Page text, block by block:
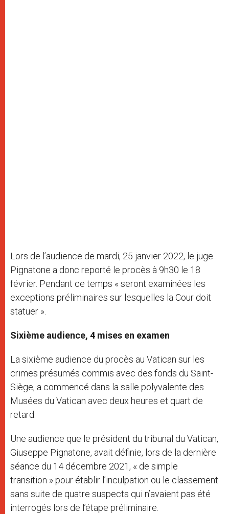
Lors de l’audience de mardi, 25 janvier 2022, le juge
Pignatone a donc reporté le procès à 9h30 le 18
février. Pendant ce temps « seront examinées les
exceptions préliminaires sur lesquelles la Cour doit
statuer ».
Sixième audience, 4 mises en examen
La sixième audience du procès au Vatican sur les
crimes présumés commis avec des fonds du Saint-
Siège, a commencé dans la salle polyvalente des
Musées du Vatican avec deux heures et quart de
retard.
Une audience que le président du tribunal du Vatican,
Giuseppe Pignatone, avait définie, lors de la dernière
séance du 14 décembre 2021, « de simple
transition » pour établir l’inculpation ou le classement
sans suite de quatre suspects qui n’avaient pas été
interrogés lors de l’étape préliminaire.